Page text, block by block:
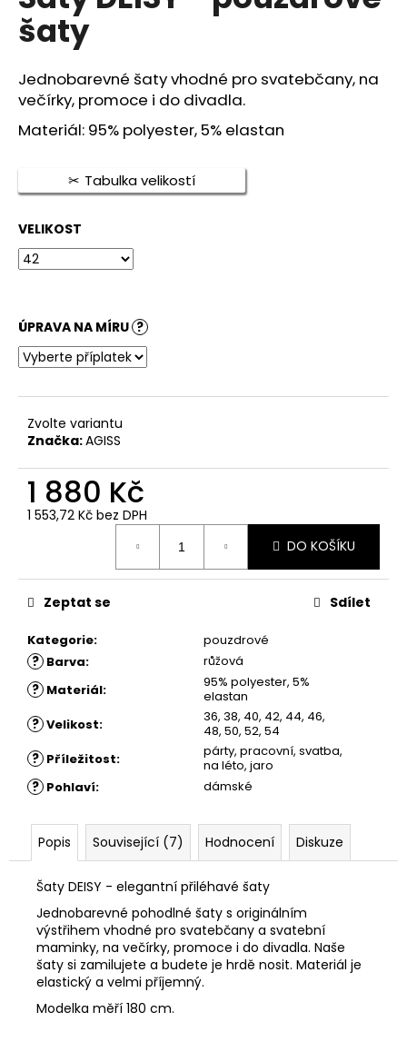
0,0
z
hvězdiček.
šaty
Jednobarevné šaty vhodné pro svatebčany, na
večírky, promoce i do divadla.
Materiál: 95% polyester, 5% elastan
Tabulka velikostí
VELIKOST
ÚPRAVA NA MÍRU ?
Zvolte variantu
Značka:AGISS
1 880 Kč
1 553,72 Kč bez DPH
DO KOŠÍKU
Kategorie: pouzdrové
? Barva: růžová
? Materiál:
95% polyester, 5%
elastan
? Velikost:
36, 38, 40, 42, 44, 46,
48, 50, 52, 54
? Příležitost:
párty, pracovní, svatba,
na léto, jaro
? Pohlaví: dámské
Zeptat se Sdílet
Popis Související (7) Hodnocení Diskuze
Šaty DEISY - elegantní přiléhavé šaty
Jednobarevné pohodlné šaty s originálním
výstřihem vhodné pro svatebčany a svatební
maminky, na večírky, promoce i do divadla. Naše
šaty si zamilujete a budete je hrdě nosit. Materiál je
elastický a velmi příjemný.
Modelka měří 180 cm.
a
j
í
t
?
p
o
r
u
u
e
m
e
ROSE
POUZDROVÉ
MODRÉ
680
Kč